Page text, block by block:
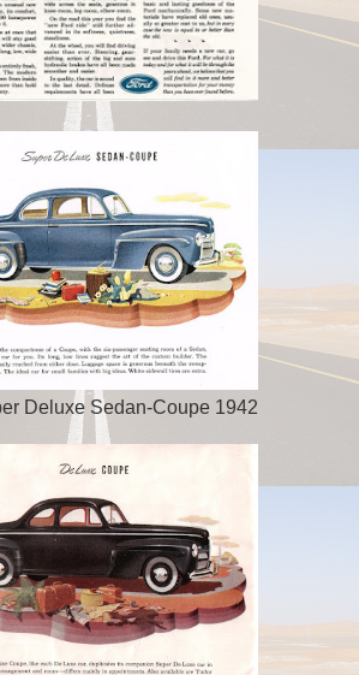
Deluxe Sedan-Coupe 1942